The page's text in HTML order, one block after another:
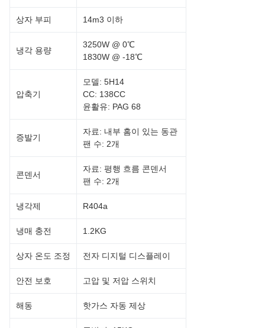
상자 부피 14m3 이하
냉각 용량
3250W @ 0℃
1830W @ -18℃
압축기
모델: 5H14
CC: 138CC
윤활유: PAG 68
증발기
자료: 내부 홈이 있는 동관
팬 수: 2개
콘덴서
자료: 평행 흐름 콘덴서
팬 수: 2개
냉각제 R404a
냉매 충전 1.2KG
상자 온도 조정 전자 디지털 디스플레이
안전 보호 고압 및 저압 스위치
해동 핫가스 자동 제상